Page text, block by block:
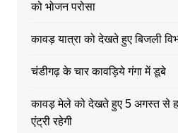
को भोजन परोसा
कावड़ यात्रा को देखते हुए बिजली
चंडीगढ़ के चार कावड़िये गंगा में डूबे
कावड़ मेले को देखते हुए 5 अगस्त से
एंट्री रहेगी